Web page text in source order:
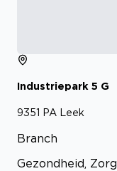
Industriepark 5 G
9351 PA Leek
Branch
Gezondheid, Zorg